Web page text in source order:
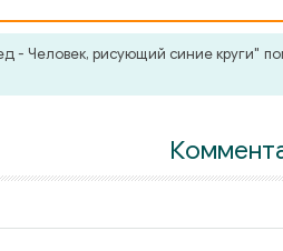
Человек, рисующий синие круги"